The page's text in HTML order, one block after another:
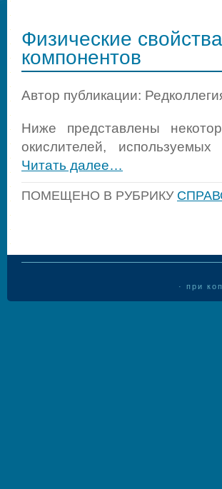
Физические
компонентов
Автор публикации:
Ниже представлены
окислителей,
Читать далее…
ПОМЕЩЕНО В РУБРИКУ
· при